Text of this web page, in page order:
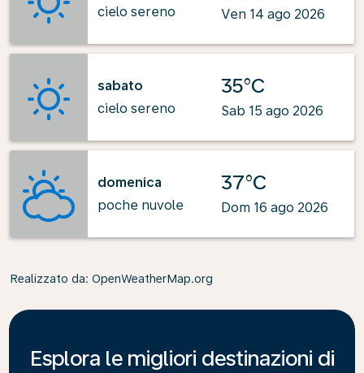
cielo sereno
Ven 14 ago 2026
sabato
cielo sereno
35°C
Sab 15 ago 2026
domenica
poche nuvole
37°C
Dom 16 ago 2026
Realizzato da: OpenWeatherMap.org
Esplora le migliori destinazioni di